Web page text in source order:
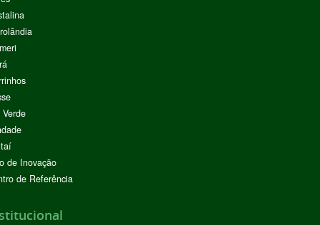
de Inovação
de Referência